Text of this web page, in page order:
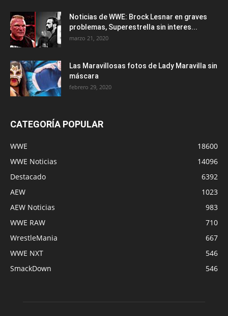
Noticias de WWE: Brock Lesnar en graves
problemas, Superestrella sin interes...
marzo 21, 2020
Las Maravillosas fotos de Lady Maravilla sin
máscara
febrero 29, 2020
CATEGORÍA POPULAR
WWE
18600
WWE Noticias
14096
Destacado
6392
AEW
1023
AEW Noticias
983
WWE RAW
710
WrestleMania
667
WWE NXT
546
SmackDown
546